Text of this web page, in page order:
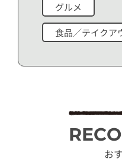
グルメ
食品／テイクア
お